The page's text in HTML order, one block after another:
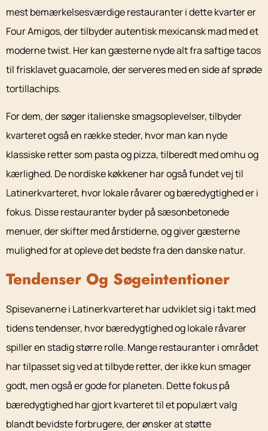
mest bemærkelsesværdige restauranter i dette kvarter er
Four Amigos, der tilbyder autentisk mexicansk mad med et
moderne twist. Her kan gæsterne nyde alt fra saftige tacos
til frisklavet guacamole, der serveres med en side af sprøde
tortillachips.
For dem, der søger italienske smagsoplevelser, tilbyder
kvarteret også en række steder, hvor man kan nyde
klassiske retter som pasta og pizza, tilberedt med omhu og
kærlighed. De nordiske køkkener har også fundet vej til
Latinerkvarteret, hvor lokale råvarer og bæredygtighed er i
fokus. Disse restauranter byder på sæsonbetonede
menuer, der skifter med årstiderne, og giver gæsterne
mulighed for at opleve det bedste fra den danske natur.
Tendenser Og Søgeintentioner
Spisevanerne i Latinerkvarteret har udviklet sig i takt med
tidens tendenser, hvor bæredygtighed og lokale råvarer
spiller en stadig større rolle. Mange restauranter i området
har tilpasset sig ved at tilbyde retter, der ikke kun smager
godt, men også er gode for planeten. Dette fokus på
bæredygtighed har gjort kvarteret til et populært valg
blandt bevidste forbrugere, der ønsker at støtte